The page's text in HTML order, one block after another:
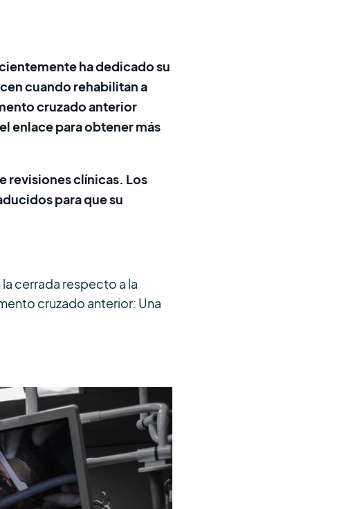
ha dedicado su
cuando rehabilitan a
cruzado anterior
enlace para obtener más
revisiones clínicas. Los
para que su
cerrada respecto a la
cruzado anterior: Una